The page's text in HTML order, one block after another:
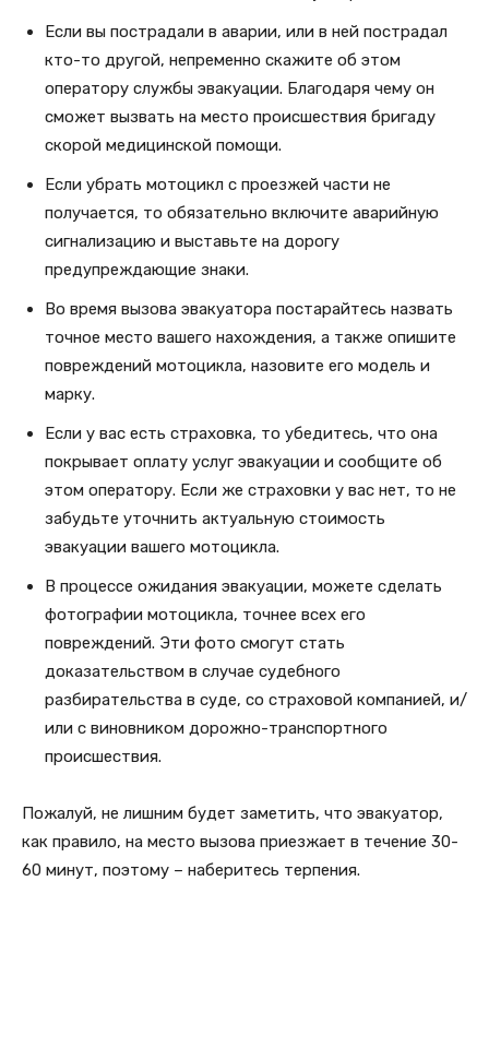
Если вы пострадали в аварии, или в ней пострадал
кто-то другой, непременно скажите об этом
оператору службы эвакуации. Благодаря чему он
сможет вызвать на место происшествия бригаду
скорой медицинской помощи.
Если убрать мотоцикл с проезжей части не
получается, то обязательно включите аварийную
сигнализацию и выставьте на дорогу
предупреждающие знаки.
Во время вызова эвакуатора постарайтесь назвать
точное место вашего нахождения, а также опишите
повреждений мотоцикла, назовите его модель и
марку.
Если у вас есть страховка, то убедитесь, что она
покрывает оплату услуг эвакуации и сообщите об
этом оператору. Если же страховки у вас нет, то не
забудьте уточнить актуальную стоимость
эвакуации вашего мотоцикла.
В процессе ожидания эвакуации, можете сделать
фотографии мотоцикла, точнее всех его
повреждений. Эти фото смогут стать
доказательством в случае судебного
разбирательства в суде, со страховой компанией, и/
или с виновником дорожно-транспортного
происшествия.
Пожалуй, не лишним будет заметить, что эвакуатор,
как правило, на место вызова приезжает в течение 30-
60 минут, поэтому – наберитесь терпения.